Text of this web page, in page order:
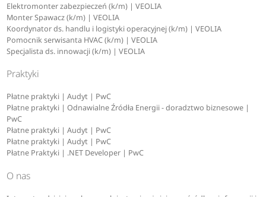
Elektromonter zabezpieczeń (k/m) | VEOLIA
Monter Spawacz (k/m) | VEOLIA
Koordynator ds. handlu i logistyki operacyjnej (k/m) | VEOLIA
Pomocnik serwisanta HVAC (k/m) | VEOLIA
Specjalista ds. innowacji (k/m) | VEOLIA
Praktyki
Płatne praktyki | Audyt | PwC
Płatne praktyki | Odnawialne Źródła Energii - doradztwo biznesowe |
PwC
Płatne praktyki | Audyt | PwC
Płatne praktyki | Audyt | PwC
Płatne Praktyki | .NET Developer | PwC
O nas